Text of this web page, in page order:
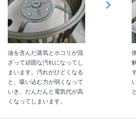
油を含んだ蒸気とホコリが混
ざって頑固な汚れになってし
まいます。汚れがひどくなる
と、吸い込む力が弱くなって
いき、だんだんと電気代が高
くなってしまいます。